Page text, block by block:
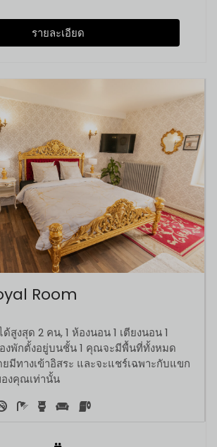
รายละเอียด
Room
สูงสุด 2 คน, 1 ห้องนอน 1 เตียงนอน 1
งพักตั้งอยู่บนชั้น 1 คุณจะมีพื้นที่ทั้งหมด
ยมีทางเข้าอิสระ และจะแชร์เฉพาะกับแขก
งคุณเท่านั้น